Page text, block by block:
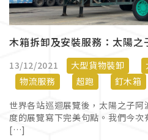
木箱拆卸及安裝服務：太陽之
13/12/2021 大型貨物裝卸
物流服務
超跑 釘木箱
世界各站巡迴展覽後，太陽之子
度的展覽寫下完美句點。我們今次
[…]